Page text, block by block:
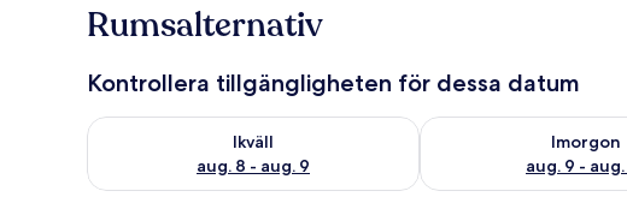
Rumsalternativ
Kontrollera tillgängligheten för dessa datum
Ikväll
aug. 8 - aug. 9
Kontrollera tillgängligheten för ikväll aug. 8 - aug. 9
Imorgon
aug. 9 - aug.
Kontrollera